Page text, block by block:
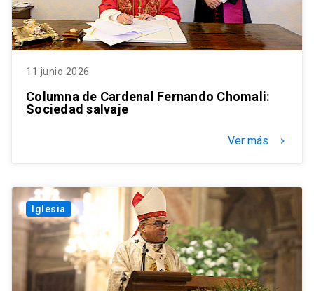
11 junio 2026
Columna de Cardenal Fernando Chomali:
Sociedad salvaje
Ver más keyboard_arrow_right
Iglesia